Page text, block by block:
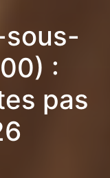
:
pas